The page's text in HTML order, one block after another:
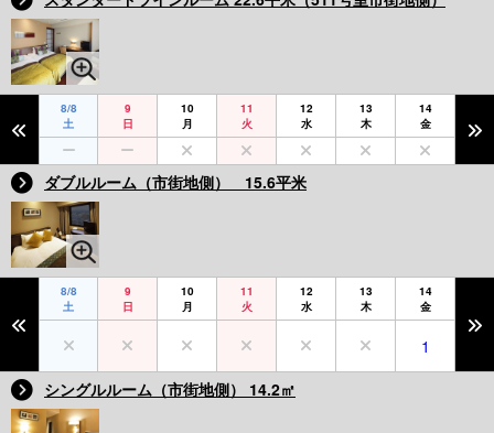
8/8
土
9
日
10
月
11
火
12
水
13
木
14
金
ダブルルーム（市街地側） 15.6平米
8/8
土
9
日
10
月
11
火
12
水
13
木
14
金
1
シングルルーム（市街地側） 14.2㎡